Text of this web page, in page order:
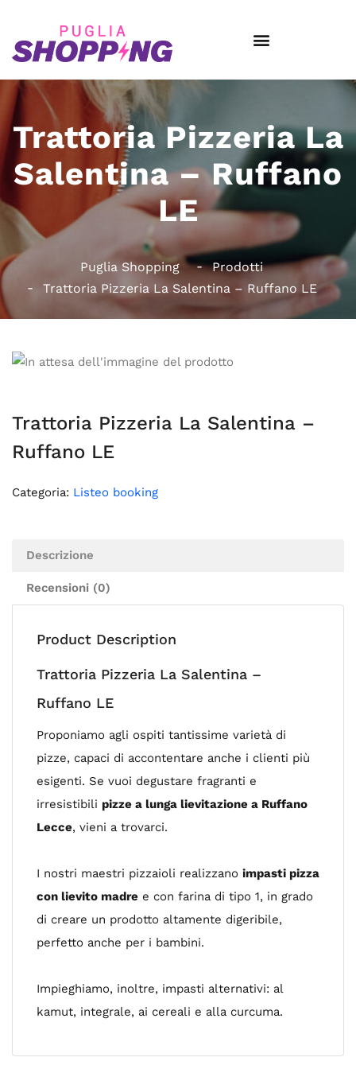
Trattoria Pizzeria La
Salentina – Ruffano
LE
Puglia Shopping
Prodotti
Trattoria Pizzeria La Salentina – Ruffano LE
Trattoria Pizzeria La Salentina –
Ruffano LE
Categoria: Listeo booking
Descrizione
Recensioni (0)
Product Description
Trattoria Pizzeria La Salentina –
Ruffano LE
Proponiamo agli ospiti tantissime varietà di
pizze, capaci di accontentare anche i clienti più
esigenti. Se vuoi degustare fragranti e
irresistibili pizze a lunga lievitazione a Ruffano
Lecce, vieni a trovarci.
I nostri maestri pizzaioli realizzano impasti pizza
con lievito madre e con farina di tipo 1, in grado
di creare un prodotto altamente digeribile,
perfetto anche per i bambini.
Impieghiamo, inoltre, impasti alternativi: al
kamut, integrale, ai cereali e alla curcuma.